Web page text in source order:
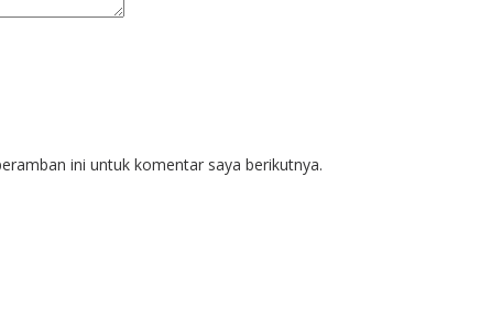
ini untuk komentar saya berikutnya.